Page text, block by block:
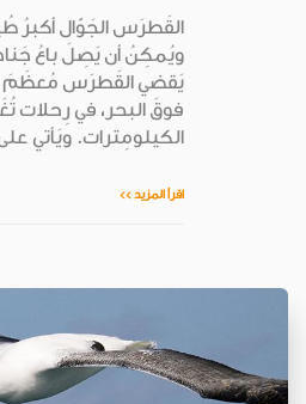
القَطرَس الجَوّال أكبرُ
يَقضي القَطرَس مُعظَمَ
فوقَ البحر، في رِحلات
الكيلومِترات. ويَأتي
اقرأ المزيد >>